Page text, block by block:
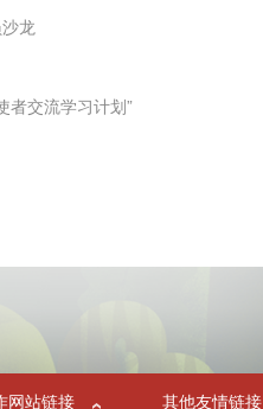
龙
者交流学习计划”
网站链接 其他友情链接